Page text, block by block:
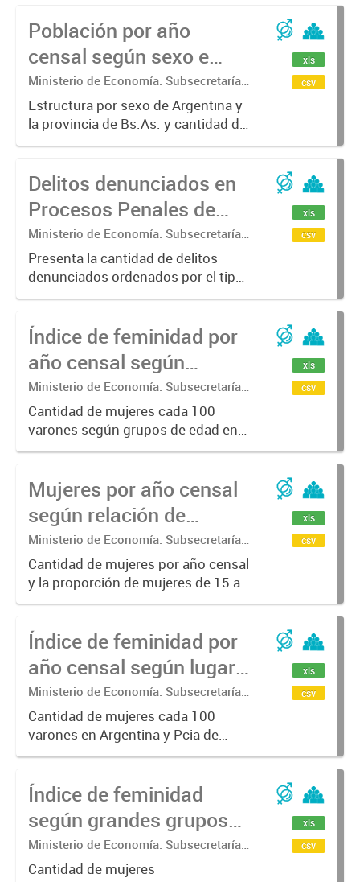
Población por año
censal según sexo e
índice de feminidad.
Ministerio de Economía. Subsecretaría
de Coordinación Económica y
Estadística. Dirección Provincial de
Estadística.
Estructura por sexo de Argentina y
la provincia de Bs.As. y cantidad de
mujeres cada 100 varones en cada
xls
csv
Delitos denunciados en
Procesos Penales de
Violencia Familiar y/o de
Género.
Ministerio de Economía. Subsecretaría
de Coordinación Económica y
Estadística. Dirección Provincial de
Estadística.
Presenta la cantidad de delitos
denunciados ordenados por el tipo
de delito más frecuente.
xls
csv
Índice de feminidad por
año censal según
grandes grupos de edad.
Ministerio de Economía. Subsecretaría
de Coordinación Económica y
Estadística. Dirección Provincial de
Estadística.
Cantidad de mujeres cada 100
varones según grupos de edad en
Argentina y pcia de Buenos Aires
xls
csv
Mujeres por año censal
según relación de
mujeres en edad fértil.
En porcentaje.
Ministerio de Economía. Subsecretaría
de Coordinación Económica y
Estadística. Dirección Provincial de
Estadística.
Cantidad de mujeres por año censal
y la proporción de mujeres de 15 a
49 años
xls
csv
Índice de feminidad por
año censal según lugar
de nacimiento.
Ministerio de Economía. Subsecretaría
de Coordinación Económica y
Estadística. Dirección Provincial de
Estadística.
Cantidad de mujeres cada 100
varones en Argentina y Pcia de
Buenos Aires por año censal.
xls
csv
Índice de feminidad
según grandes grupos
de edad. Población
Indígena.
Ministerio de Economía. Subsecretaría
de Coordinación Económica y
Estadística. Dirección Provincial de
Cantidad de mujeres
xls
csv